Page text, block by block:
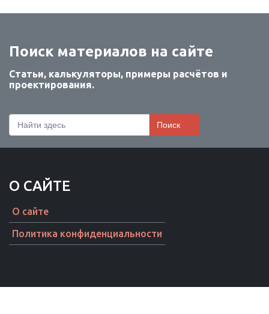
Поиск материалов на сайте
Статьи, калькуляторы, примеры расчётов и
проектирования.
Поиск
О САЙТЕ
О сайте
Политика конфиденциальности